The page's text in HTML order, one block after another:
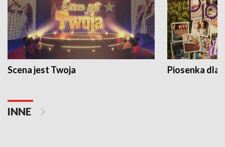
Scena jest Twoja Piosenka dla
INNE